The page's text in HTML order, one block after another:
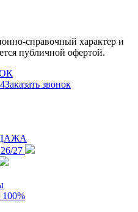
справочный характер и
публичной офертой.
Заказать звонок
27